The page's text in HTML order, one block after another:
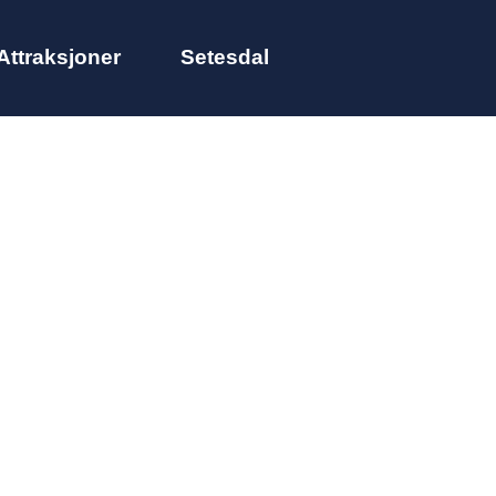
Setesdal